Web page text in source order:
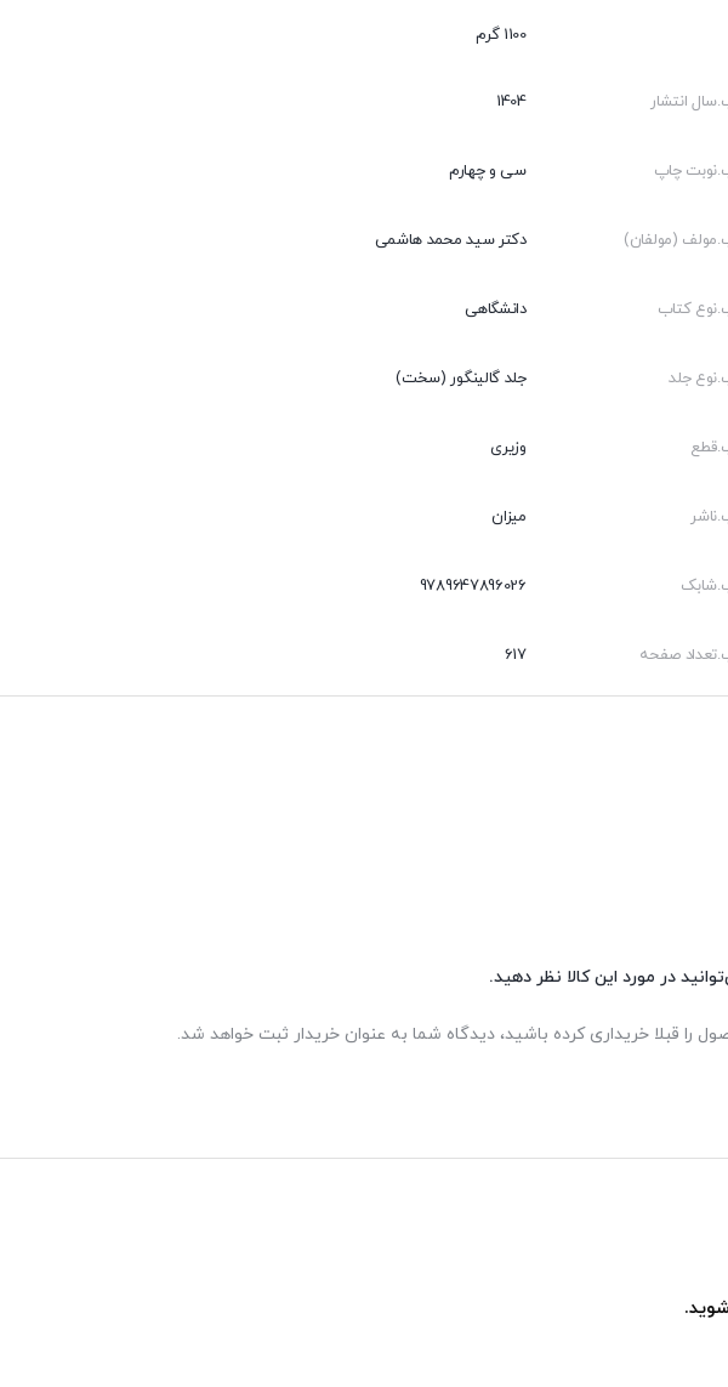
1100 گرم
انتشار 1404
چاپ سی و چهارم
(مولفان) دکتر سید محمد هاشمی
کتاب دانشگاهی
جلد جلد گالینگور (سخت)
وزیری
میزان
9789647896026
صفحه 617
در مورد این کالا نظر دهید.
را قبلا خریداری کرده باشید، دیدگاه شما به عنوان خریدار ثبت خواهد شد.